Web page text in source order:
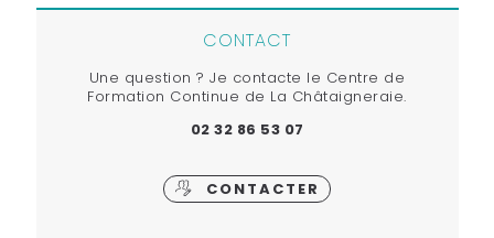
CONTACT
Une question ? Je contacte le Centre de
Formation Continue de La Châtaigneraie.
02 32 86 53 07
CONTACTER